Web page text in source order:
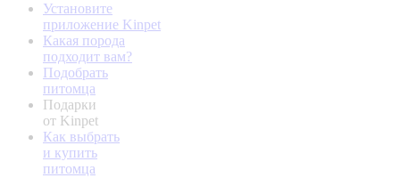
Установите
приложение Kinpet
Какая порода
подходит вам?
Подобрать
питомца
Подарки
от Kinpet
Как выбрать
и купить
питомца